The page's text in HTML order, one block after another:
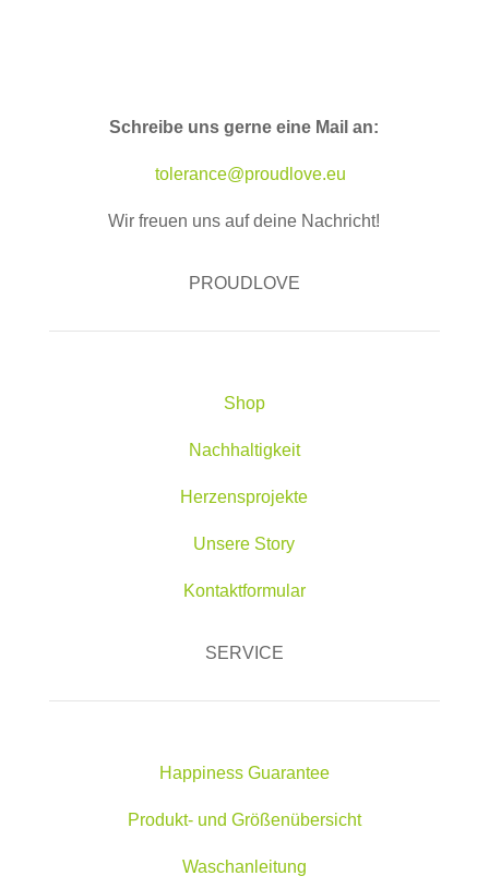
Schreibe uns gerne eine Mail an:
tolerance@proudlove.eu
Wir freuen uns auf deine Nachricht!
PROUDLOVE
Shop
Nachhaltigkeit
Herzensprojekte
Unsere Story
Kontaktformular
SERVICE
Happiness Guarantee
Produkt- und Größenübersicht
Waschanleitung